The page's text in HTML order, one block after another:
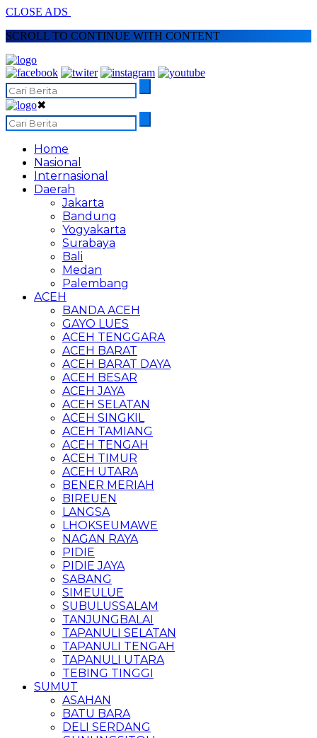
CLOSE ADS
SCROLL TO CONTINUE WITH CONTENT
✖
Home
Nasional
Internasional
Daerah
Jakarta
Bandung
Yogyakarta
Surabaya
Bali
Medan
Palembang
ACEH
BANDA ACEH
GAYO LUES
ACEH TENGGARA
ACEH BARAT
ACEH BARAT DAYA
ACEH BESAR
ACEH JAYA
ACEH SELATAN
ACEH SINGKIL
ACEH TAMIANG
ACEH TENGAH
ACEH TIMUR
ACEH UTARA
BENER MERIAH
BIREUEN
LANGSA
LHOKSEUMAWE
NAGAN RAYA
PIDIE
PIDIE JAYA
SABANG
SIMEULUE
SUBULUSSALAM
TANJUNGBALAI
TAPANULI SELATAN
TAPANULI TENGAH
TAPANULI UTARA
TEBING TINGGI
SUMUT
ASAHAN
BATU BARA
DELI SERDANG